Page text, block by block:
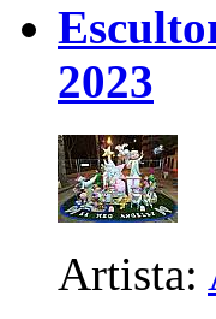
2023
Artista: